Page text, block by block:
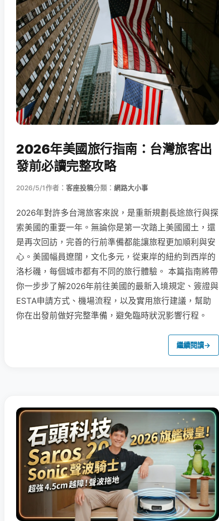
2026年美國旅行指南：台灣旅客出
發前必讀完整攻略
2026/5/1作者： 客座投稿分類： 網路大小事
2026年對許多台灣旅客來說，是重新規劃長途旅行與探
索美國的重要一年。無論你是第一次踏上美國國土，還
是再次回訪，完善的行前準備都能讓旅程更加順利與安
心。美國幅員遼闊，文化多元，從東岸的紐約到西岸的
洛杉磯，每個城市都有不同的旅行體驗。 本篇指南將帶
你一步步了解2026年前往美國的最新入境規定、簽證與
ESTA申請方式、機場流程，以及實用旅行建議，幫助
你在出發前做好完整準備，避免臨時狀況影響行程。
繼續閱讀→